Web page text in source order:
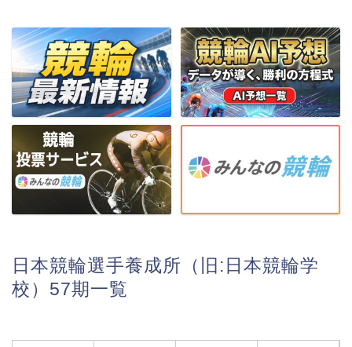
日本競輪選手養成所（旧:日本競輪学
校）57期一覧